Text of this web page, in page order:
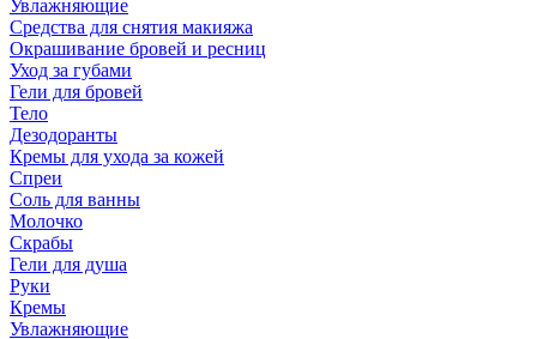
Увлажняющие
Средства для снятия макияжа
Окрашивание бровей и ресниц
Уход за губами
Гели для бровей
Тело
Дезодоранты
Кремы для ухода за кожей
Спреи
Соль для ванны
Молочко
Скрабы
Гели для душа
Руки
Кремы
Увлажняющие